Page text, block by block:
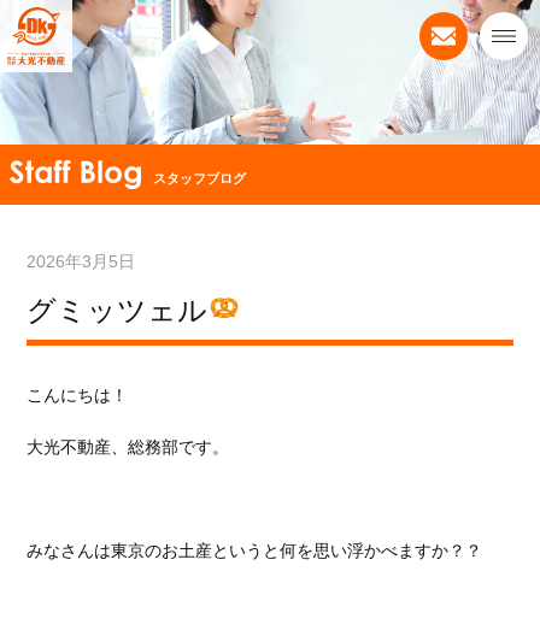
スタッフブログ
2026年3月5日
グミッツェル
こんにちは！
大光不動産、総務部です。
みなさんは東京のお土産というと何を思い浮かべますか？？